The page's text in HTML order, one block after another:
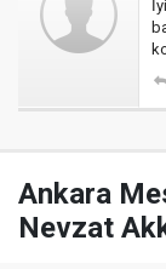
Ankara
Nevzat